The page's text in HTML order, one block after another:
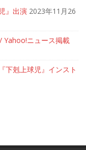
』出演 2023年11月26
Yahoo!ニュース掲載
下剋上球児』インスト